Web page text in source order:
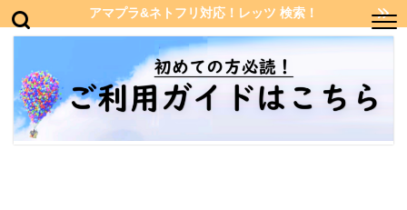
アマプラ&ネトフリ対応！レッツ 検索！